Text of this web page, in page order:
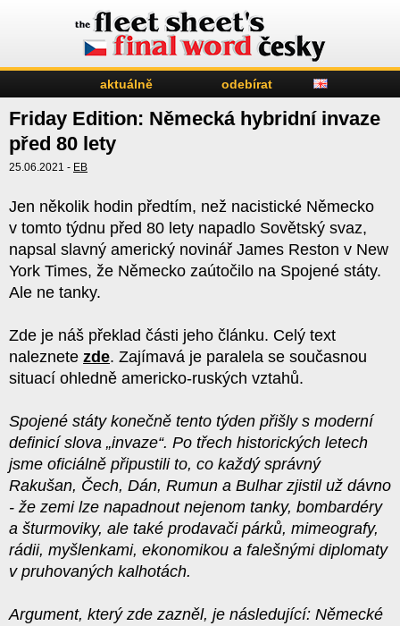
aktuálně odebírat
Friday Edition: Německá hybridní invaze
před 80 lety
25.06.2021 - EB
Jen několik hodin předtím, než nacistické Německo
v tomto týdnu před 80 lety napadlo Sovětský svaz,
napsal slavný americký novinář James Reston v New
York Times, že Německo zaútočilo na Spojené státy.
Ale ne tanky.
Zde je náš překlad části jeho článku. Celý text
naleznete zde. Zajímavá je paralela se současnou
situací ohledně americko-ruských vztahů.
Spojené státy konečně tento týden přišly s moderní
definicí slova „invaze“. Po třech historických letech
jsme oficiálně připustili to, co každý správný
Rakušan, Čech, Dán, Rumun a Bulhar zjistil už dávno
- že zemi lze napadnout nejenom tanky, bombardéry
a šturmoviky, ale také prodavači párků, mimeografy,
rádii, myšlenkami, ekonomikou a falešnými diplomaty
v pruhovaných kalhotách.
Argument, který zde zazněl, je následující: Německé